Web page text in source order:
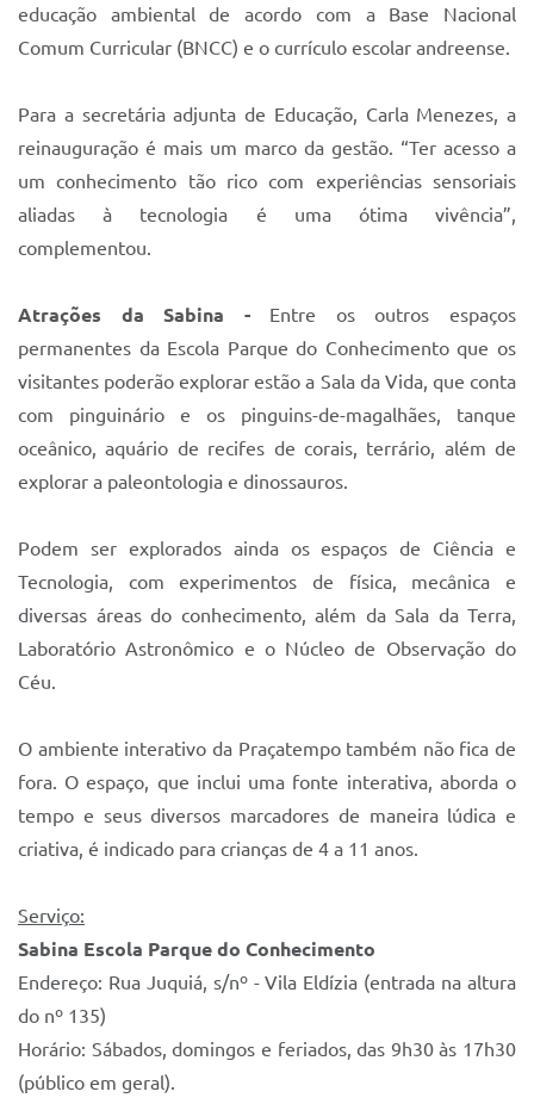
educação ambiental de acordo com a Base Nacional
Comum Curricular (BNCC) e o currículo escolar andreense.
Para a secretária adjunta de Educação, Carla Menezes, a
reinauguração é mais um marco da gestão. “Ter acesso a
um conhecimento tão rico com experiências sensoriais
aliadas à tecnologia é uma ótima vivência”,
complementou.
Atrações da Sabina -Entre os outros espaços
permanentes da Escola Parque do Conhecimento que os
visitantes poderão explorar estão a Sala da Vida, que conta
com pinguinário e os pinguins-de-magalhães, tanque
oceânico, aquário de recifes de corais, terrário, além de
explorar a paleontologia e dinossauros.
Podem ser explorados ainda os espaços de Ciência e
Tecnologia, com experimentos de física, mecânica e
diversas áreas do conhecimento, além da Sala da Terra,
Laboratório Astronômico e o Núcleo de Observação do
Céu.
O ambiente interativo da Praçatempo também não fica de
fora. O espaço, que inclui uma fonte interativa, aborda o
tempo e seus diversos marcadores de maneira lúdica e
criativa, é indicado para crianças de 4 a 11 anos.
Serviço:
Sabina Escola Parque do Conhecimento
Endereço: Rua Juquiá, s/nº - Vila Eldízia (entrada na altura
do nº 135)
Horário: Sábados, domingos e feriados, das 9h30 às 17h30
(público em geral).